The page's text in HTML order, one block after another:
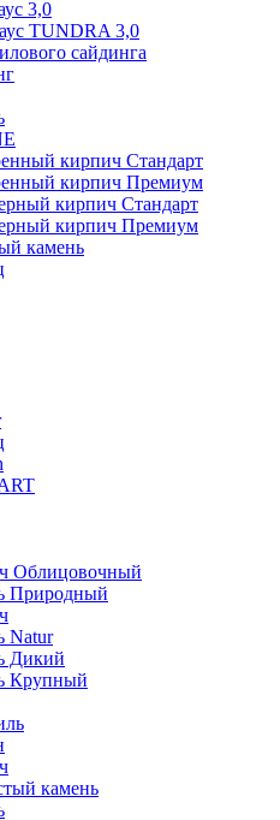
3,0
TUNDRA 3,0
сайдинга
кирпич Стандарт
кирпич Премиум
кирпич Стандарт
кирпич Премиум
камень
Облицовочный
Природный
Natur
Дикий
Крупный
камень